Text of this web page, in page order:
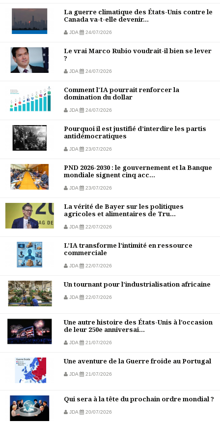
La guerre climatique des États-Unis contre le
Canada va-t-elle devenir...
JDA 24/07/2026
Le vrai Marco Rubio voudrait-il bien se lever
?
JDA 24/07/2026
Comment l'IA pourrait renforcer la
domination du dollar
JDA 24/07/2026
Pourquoi il est justifié d’interdire les partis
antidémocratiques
JDA 23/07/2026
PND 2026-2030 : le gouvernement et la Banque
mondiale signent cinq acc...
JDA 23/07/2026
La vérité de Bayer sur les politiques
agricoles et alimentaires de Tru...
JDA 22/07/2026
L’IA transforme l’intimité en ressource
commerciale
JDA 22/07/2026
Un tournant pour l’industrialisation africaine
JDA 22/07/2026
Une autre histoire des États-Unis à l’occasion
de leur 250e anniversai...
JDA 21/07/2026
Une aventure de la Guerre froide au Portugal
JDA 21/07/2026
Qui sera à la tête du prochain ordre mondial ?
JDA 20/07/2026